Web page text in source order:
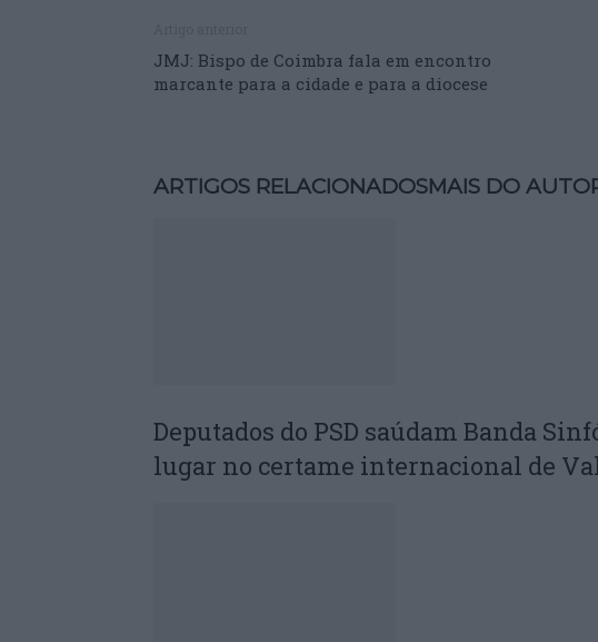
JMJ: Bispo de Coimbra fala em encontro
marcante para a cidade e para a diocese
ARTIGOS RELACIONADOSMAIS DO
Deputados do PSD saúdam Banda
lugar no certame internacional de